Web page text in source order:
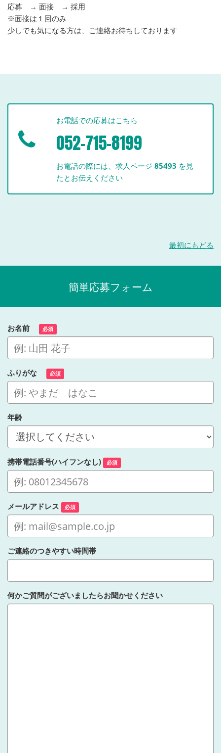
応募 → 面接 → 採用
※面接は１回のみ
少しでも気になる方は、ご連絡お待ちしております
お電話での応募はこちら
052-715-8199
お電話の際には、求人ページ85493 を見
たとお伝えください
最初にもどる
簡単応募フォーム
お名前 必須
ふりがな 必須
年齢
携帯電話番号(ハイフンなし) 必須
メールアドレス 必須
ご連絡のつきやすい時間帯
何かご質問がございましたらお聞かせください